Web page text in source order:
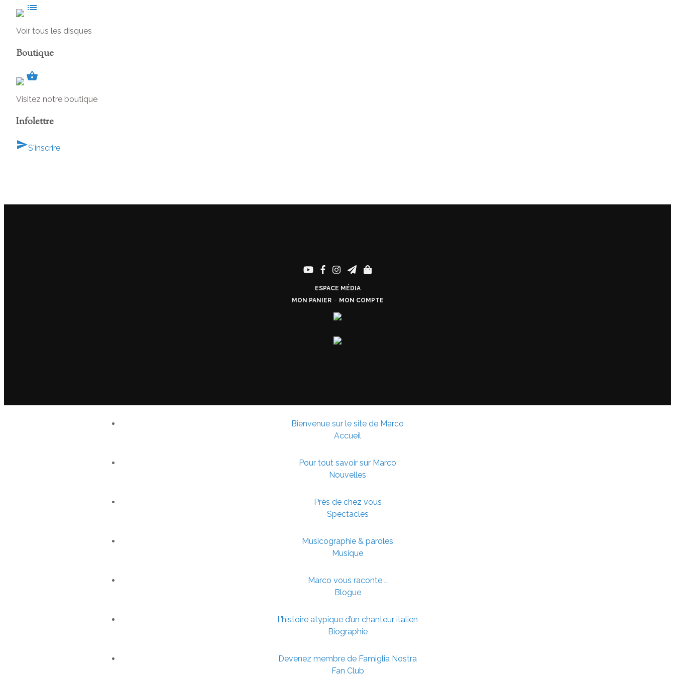
list
Voir tous les disques
Boutique
shopping_basket
Visitez notre boutique
Infolettre
sendS'inscrire
ESPACE MÉDIA
MON PANIER- MON COMPTE
Bienvenue sur le site de Marco
Accueil
Pour tout savoir sur Marco
Nouvelles
Près de chez vous
Spectacles
Musicographie & paroles
Musique
Marco vous raconte …
Blogue
L’histoire atypique d’un chanteur italien
Biographie
Devenez membre de Famiglia Nostra
Fan Club